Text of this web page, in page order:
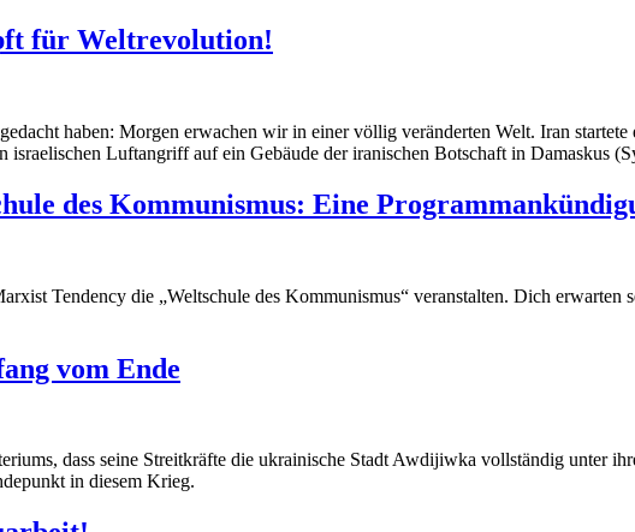
für Weltrevolution!
haben: Morgen erwachen wir in einer völlig veränderten Welt. Iran
Luftangriff auf ein Gebäude der iranischen Botschaft in Damaskus
des Kommunismus: Eine
Tendency die „Weltschule des Kommunismus“ veranstalten. Dich
vom Ende
dass seine Streitkräfte die ukrainische Stadt Awdijiwka vollständig unter
in diesem Krieg.